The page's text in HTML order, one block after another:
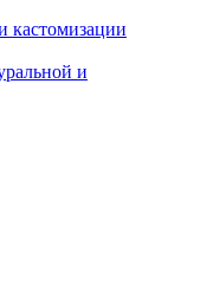
кастомизации
и